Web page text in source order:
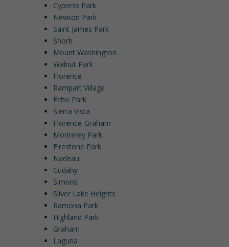
Cypress Park
Newton Park
Saint James Park
Shorb
Mount Washington
Walnut Park
Florence
Rampart Village
Echo Park
Sierra Vista
Florence-Graham
Monterey Park
Firestone Park
Nadeau
Cudahy
Simons
Silver Lake Heights
Ramona Park
Highland Park
Graham
Laguna